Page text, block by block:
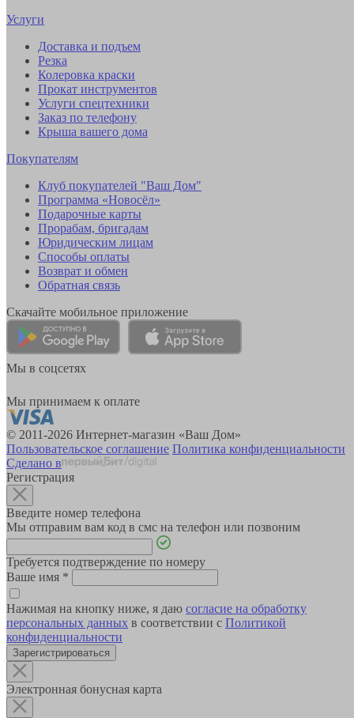
Услуги
Доставка и подъем
Резка
Колеровка краски
Прокат инструментов
Услуги спецтехники
Заказ по телефону
Крыша вашего дома
Покупателям
Клуб покупателей "Ваш Дом"
Программа «Новосёл»
Подарочные карты
Прорабам, бригадам
Юридическим лицам
Способы оплаты
Возврат и обмен
Обратная связь
Скачайте мобильное приложение
Мы в соцсетях
Мы принимаем к оплате
© 2011-2026 Интернет-магазин «Ваш Дом»
Пользовательское соглашение Политика конфиденциальности
Сделано в
Регистрация
Введите номер телефона
Мы отправим вам код в смс на телефон или позвоним
Требуется подтверждение по номеру
Ваше имя *
Нажимая на кнопку ниже, я даю согласие на обработку
персональных данных в соответствии с Политикой
конфиденциальности
Зарегистрироваться
Электронная бонусная карта